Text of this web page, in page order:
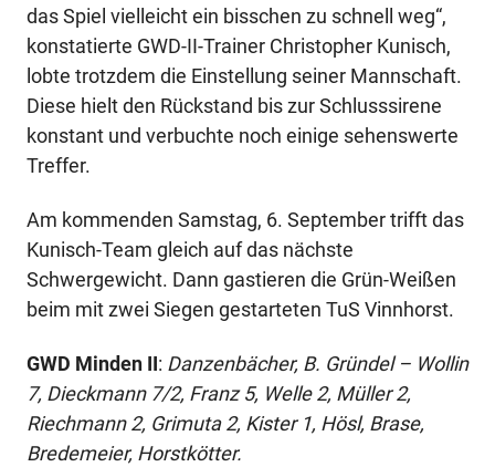
das Spiel vielleicht ein bisschen zu schnell weg“,
konstatierte GWD-II-Trainer Christopher Kunisch,
lobte trotzdem die Einstellung seiner Mannschaft.
Diese hielt den Rückstand bis zur Schlusssirene
konstant und verbuchte noch einige sehenswerte
Treffer.
Am kommenden Samstag, 6. September trifft das
Kunisch-Team gleich auf das nächste
Schwergewicht. Dann gastieren die Grün-Weißen
beim mit zwei Siegen gestarteten TuS Vinnhorst.
GWD Minden II: Danzenbächer, B. Gründel – Wollin
7, Dieckmann 7/2, Franz 5, Welle 2, Müller 2,
Riechmann 2, Grimuta 2, Kister 1, Hösl, Brase,
Bredemeier, Horstkötter.